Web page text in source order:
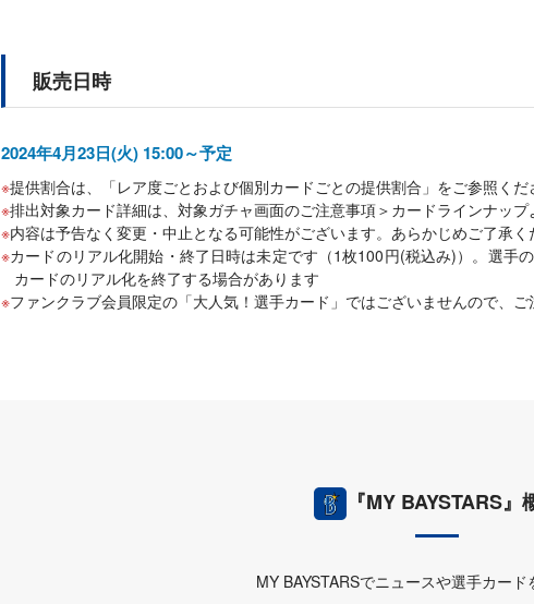
販売日時
2024年4月23日(火) 15:00～予定
提供割合は、「レア度ごとおよび個別カードごとの提供割合」をご参照くだ
排出対象カード詳細は、対象ガチャ画面のご注意事項＞カードラインナッ
内容は予告なく変更・中止となる可能性がございます。あらかじめご了承く
カードのリアル化開始・終了日時は未定です（1枚100円(税込み)）。選手
カードのリアル化を終了する場合があります
ファンクラブ会員限定の「大人気！選手カード」ではございませんので、
『MY BAYSTARS』
MY BAYSTARSでニュースや選手カード